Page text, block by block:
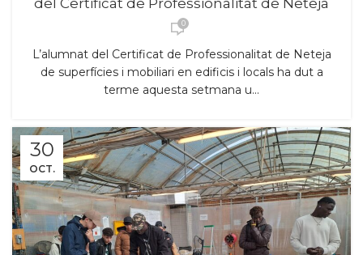
del Certificat de Professionalitat de Neteja
0
L’alumnat del Certificat de Professionalitat de Neteja
de superfícies i mobiliari en edificis i locals ha dut a
terme aquesta setmana u...
30
OCT.